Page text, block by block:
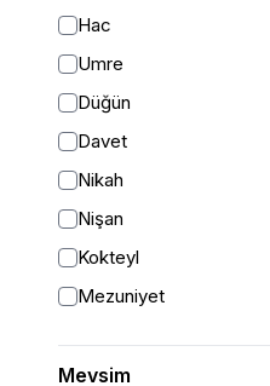
Süet
Sandy
Hac
Umre
Düğün
Davet
Nikah
Nişan
Kokteyl
Mezuniyet
Mevsim